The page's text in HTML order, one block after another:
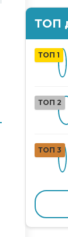
ТОП
ТОП 1
ТОП 2
ТОП 3